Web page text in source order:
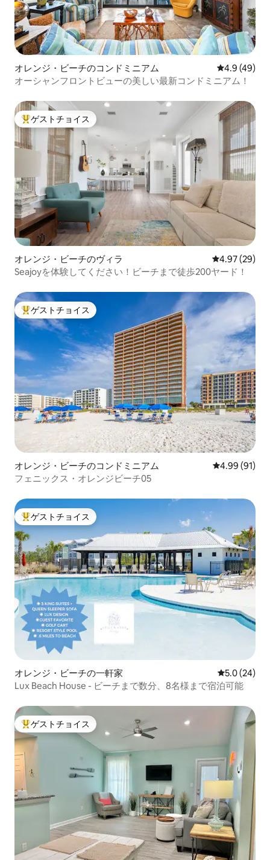
オレンジ・ビーチのコンドミニアム レビュー49
4.9 (49)
オーシャンフロントビューの美しい最新コンドミニアム！
大好評のゲストチョイスです。
ゲストチョイス
オレンジ・ビーチのヴィラ レビュー29
4.97 (29)
Seajoyを体験してください！ビーチまで徒歩200ヤード！
大好評のゲストチョイスです。
ゲストチョイス
オレンジ・ビーチのコンドミニアム レビュー91
4.99 (91)
フェニックス・オレンジビーチ05
大好評のゲストチョイスです。
ゲストチョイス
オレンジ・ビーチの一軒家 レビュー24
5.0 (24)
Lux Beach House - ビーチまで数分、8名様まで宿泊可能
大好評のゲストチョイスです。
ゲストチョイス